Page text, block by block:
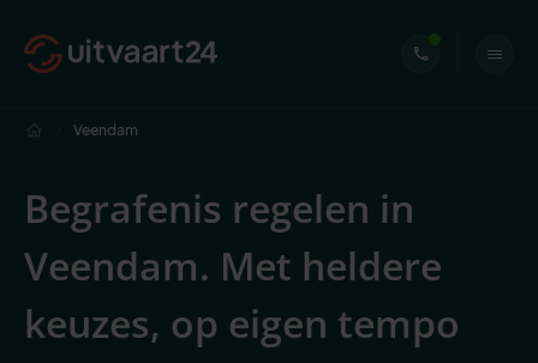
Veendam
Begrafenis regelen in
Veendam. Met heldere
keuzes, op eigen tempo